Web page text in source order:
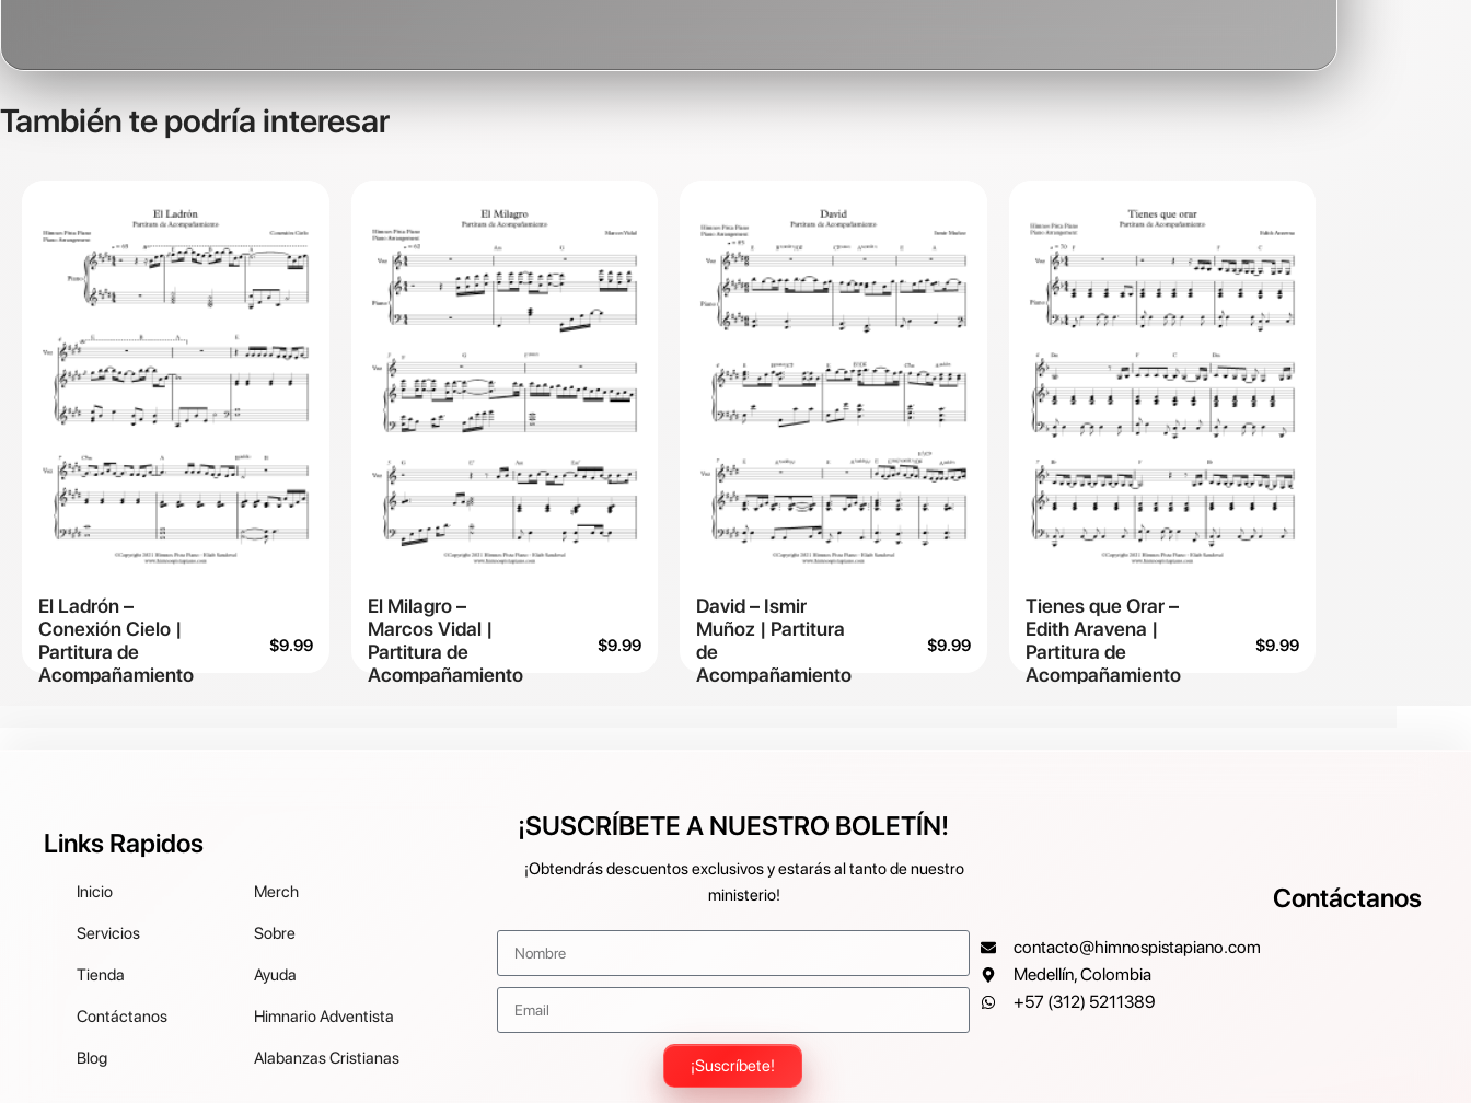
También te podría interesar
El Ladrón –
Conexión Cielo |
Partitura de
Acompañamiento
$9.99
El Milagro –
Marcos Vidal |
Partitura de
Acompañamiento
$9.99
David – Ismir
Muñoz | Partitura
de
Acompañamiento
$9.99
Tienes que Orar –
Edith Aravena |
Partitura de
Acompañamiento
$9.99
Links Rapidos
Inicio
Servicios
Tienda
Contáctanos
Blog
Merch
Sobre
Ayuda
Himnario Adventista
Alabanzas Cristianas
¡SUSCRÍBETE A NUESTRO BOLETÍN!
¡Obtendrás descuentos exclusivos y estarás al tanto de nuestro
ministerio!
¡Suscríbete!
Contáctanos
contacto@himnospistapiano.com
Medellín, Colombia
+57 (312) 5211389